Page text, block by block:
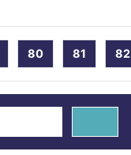
80 81 82